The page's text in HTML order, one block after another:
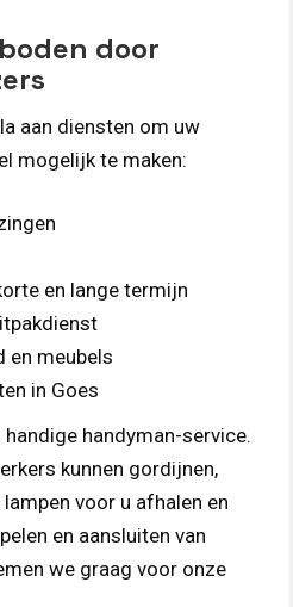
door
aan diensten om uw
mogelijk te maken:
en lange termijn
en meubels
in Goes
handyman-service.
kunnen gordijnen,
voor u afhalen en
en aansluiten van
we graag voor onze